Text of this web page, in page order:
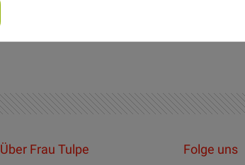
Über Frau Tulpe Folge uns